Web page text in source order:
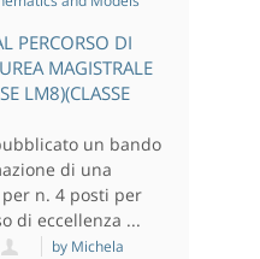
PERCORSO DI
MAGISTRALE
LM8)(CLASSE
un bando
di una
n. 4 posti per
di eccellenza ...
by Michela